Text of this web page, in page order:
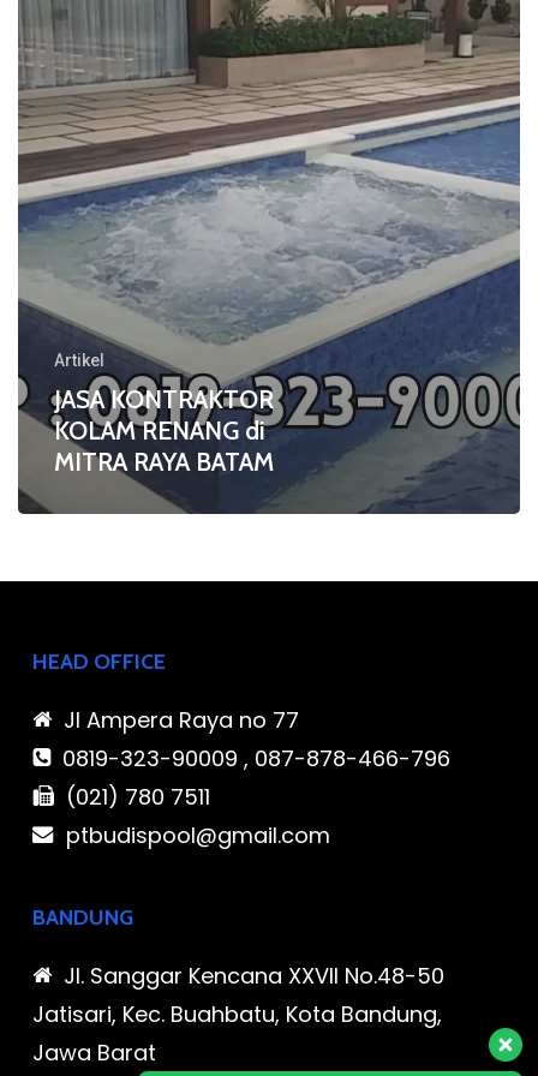
MITRA
RAYA
BATAM
Artikel
JASA KONTRAKTOR
KOLAM RENANG di
MITRA RAYA BATAM
HEAD OFFICE
Jl Ampera Raya no 77
0819-323-90009 , 087-878-466-796
(021) 780 7511
ptbudispool@gmail.com
BANDUNG
Jl. Sanggar Kencana XXVII No.48-50
Jatisari, Kec. Buahbatu, Kota Bandung,
Jawa Barat